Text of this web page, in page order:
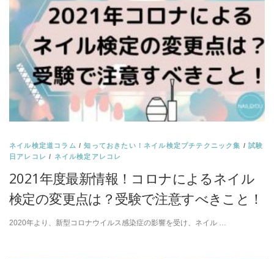
ネイル検定道コラム /知っておきたい！ネイル検定プチテクニック集 /試験
日アレコレ / ネイル検定アレコレ
2021年度最新情報！コロナによるネイル
検定の変更点は？受験で注意すべきこと！
2020年より、新型コロナウイルス感染症の影響を受け、ネイル …